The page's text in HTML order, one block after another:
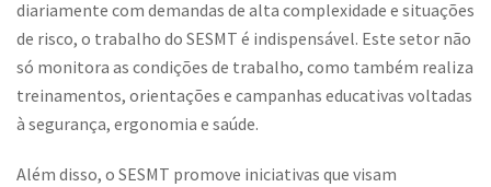
diariamente com demandas de alta complexidade e situações
de risco, o trabalho do SESMT é indispensável. Este setor não
só monitora as condições de trabalho, como também realiza
treinamentos, orientações e campanhas educativas voltadas
à segurança, ergonomia e saúde.
Além disso, o SESMT promove iniciativas que visam